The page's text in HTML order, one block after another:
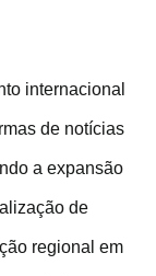
internacional
de notícias
a expansão
de
regional em